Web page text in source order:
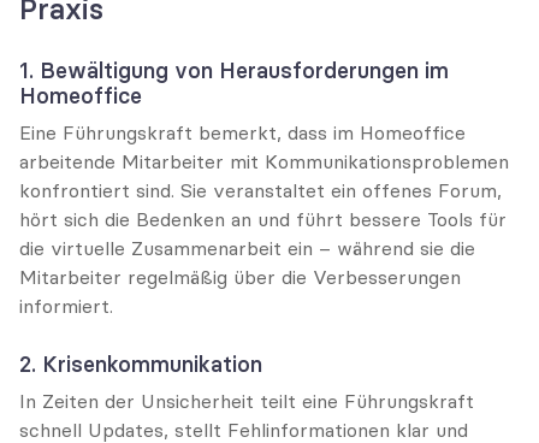
Praxis
1. Bewältigung von Herausforderungen im
Homeoffice
Eine Führungskraft bemerkt, dass im Homeoffice
arbeitende Mitarbeiter mit Kommunikationsproblemen
konfrontiert sind. Sie veranstaltet ein offenes Forum,
hört sich die Bedenken an und führt bessere Tools für
die virtuelle Zusammenarbeit ein – während sie die
Mitarbeiter regelmäßig über die Verbesserungen
informiert.
2. Krisenkommunikation
In Zeiten der Unsicherheit teilt eine Führungskraft
schnell Updates, stellt Fehlinformationen klar und